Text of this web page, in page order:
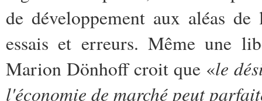
de développement aux aléas
essais et erreurs. Même une
Marion Dönhoff croit que «le
l'économie de marché peut